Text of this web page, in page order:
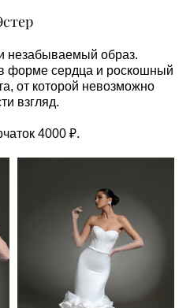
незабываемый образ.
форме сердца и роскошный
от которой невозможно
взгляд.
4000 ₽.